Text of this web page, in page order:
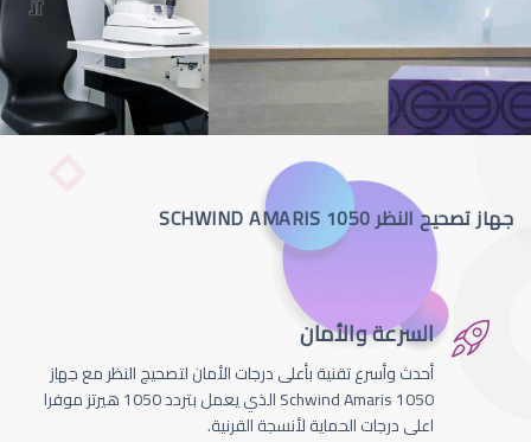
جهاز تصحيح النظر SCHWIND AMARIS 1050
السرعة والأمان
أحدث وأسرع تقنية بأعلى درجات الأمان لتصحيج النظر مع جهاز
Schwind Amaris 1050 الذي يعمل بتردد 1050 هيرتز موفرا
اعلى درجات الحماية لأنسجة القرنية.